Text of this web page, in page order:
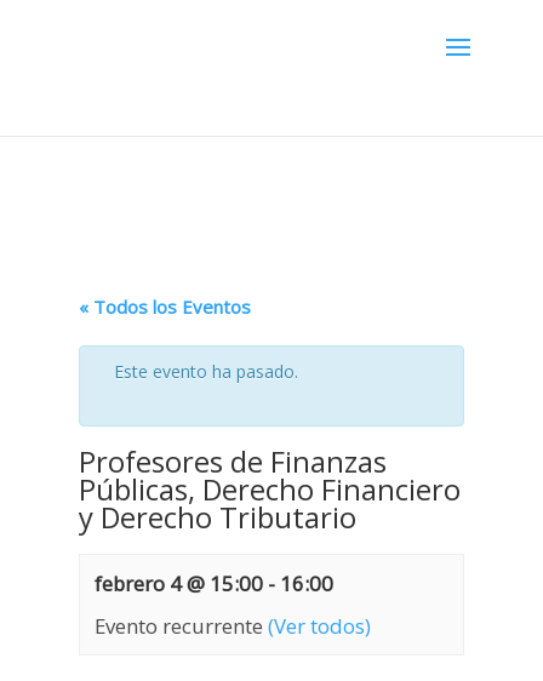
« Todos los Eventos
Este evento ha pasado.
Profesores de Finanzas
Públicas, Derecho Financiero
y Derecho Tributario
febrero 4 @ 15:00- 16:00
Evento recurrente (Ver todos)